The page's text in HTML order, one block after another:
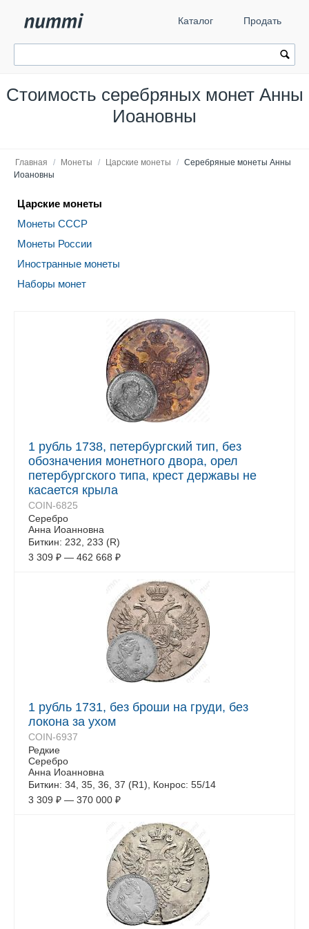
Каталог Продать
Стоимость серебряных монет Анны
Иоановны
Главная / Монеты / Царские монеты / Серебряные монеты Анны
Иоановны
Царские монеты
Монеты СССР
Монеты России
Иностранные монеты
Наборы монет
1 рубль 1738, петербургский тип, без
обозначения монетного двора, орел
петербургского типа, крест державы не
касается крыла
COIN-6825
Серебро
Анна Иоанновна
Биткин: 232, 233 (R)
3 309 ₽ — 462 668 ₽
1 рубль 1731, без броши на груди, без
локона за ухом
COIN-6937
Редкие
Серебро
Анна Иоанновна
Биткин: 34, 35, 36, 37 (R1), Конрос: 55/14
3 309 ₽ — 370 000 ₽